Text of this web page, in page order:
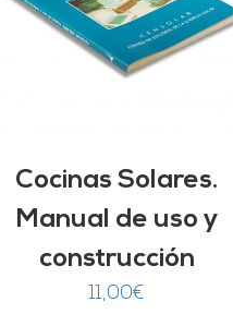
Cocinas Solares.
Manual de uso y
construcción
11,00€
DETALLES